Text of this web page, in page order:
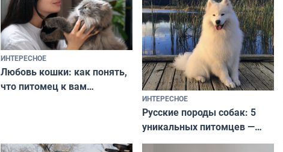
ИНТЕРЕСНОЕ
Любовь кошки: как понять,
что питомец к вам
ИНТЕРЕСНОЕ
Русские породы собак: 5
уникальных питомцев —
национальные сокровища